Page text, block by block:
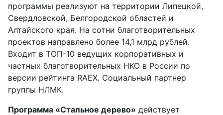
программы реализуют на территории Липецкой,
Свердловской, Белгородской областей и
Алтайского края. На сотни благотворительных
проектов направлено более 14,1 млрд рублей.
Входит в ТОП-10 ведущих корпоративных и
частных благотворительных НКО в России по
версии рейтинга RAEX. Социальный партнер
группы НЛМК.
Программа «Стальное дерево» действует